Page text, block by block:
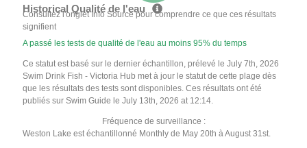
Historical Qualité de l'eau
Consultez l'onglet Info Source pour comprendre ce que ces résultats
signifient
A passé les tests de qualité de l'eau au moins 95% du temps
Ce statut est basé sur le dernier échantillon, prélevé le July 7th, 2026
Swim Drink Fish - Victoria Hub met à jour le statut de cette plage dès
que les résultats des tests sont disponibles. Ces résultats ont été
publiés sur Swim Guide le July 13th, 2026 at 12:14.
Fréquence de surveillance :
Weston Lake est échantillonné Monthly de May 20th à August 31st.